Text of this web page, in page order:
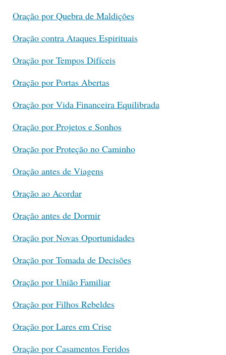
Oração por Quebra de Maldições
Oração contra Ataques Espirituais
Oração por Tempos Difíceis
Oração por Portas Abertas
Oração por Vida Financeira Equilibrada
Oração por Projetos e Sonhos
Oração por Proteção no Caminho
Oração antes de Viagens
Oração ao Acordar
Oração antes de Dormir
Oração por Novas Oportunidades
Oração por Tomada de Decisões
Oração por União Familiar
Oração por Filhos Rebeldes
Oração por Lares em Crise
Oração por Casamentos Feridos